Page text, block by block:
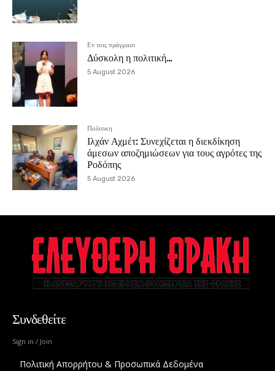
Εν τοις πράγμασι
Δύσκολη η πολιτική…
5 August 2026
Πολιτικη
Ιλχάν Αχμέτ: Συνεχίζεται η διεκδίκηση
άμεσων αποζημιώσεων για τους αγρότες της
Ροδόπης
5 August 2026
Συνδεθείτε
Sign in / Join
Πολιτική Απορρήτου & Προσωπικά Δεδομένα